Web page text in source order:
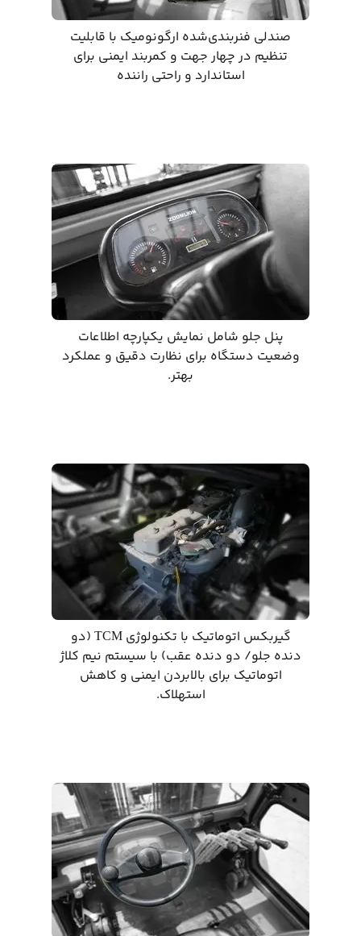
صندلی فنربندی‌شده ارگونومیک با قابلیت
تنظیم در چهار جهت و کمربند ایمنی برای
استاندارد و راحتی راننده
پنل جلو شامل نمایش یکپارچه اطلاعات
وضعیت دستگاه برای نظارت دقیق و عملکرد
بهتر.
گیربکس اتوماتیک با تکنولوژی TCM (دو
دنده جلو/ دو دنده عقب) با سیستم نیم کلاژ
اتوماتیک برای بالابردن ایمنی و کاهش
استهلاک.